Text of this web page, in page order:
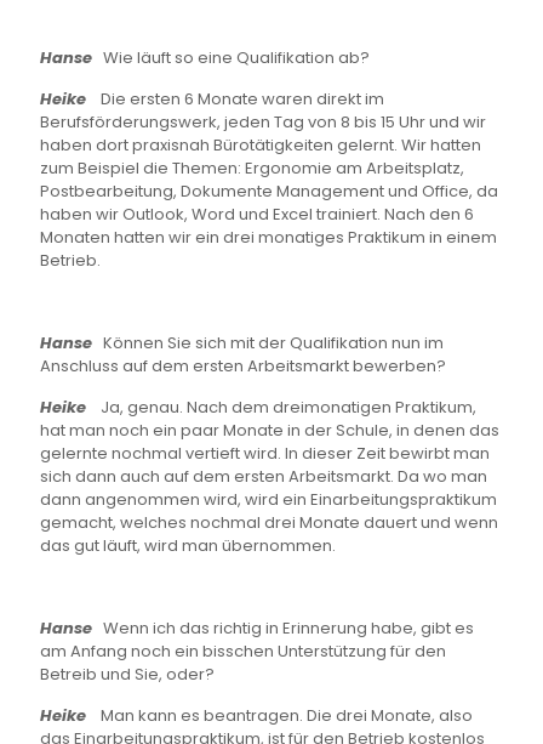
Hanse Wie läuft so eine Qualifikation ab?
Heike Die ersten 6 Monate waren direkt im
Berufsförderungswerk, jeden Tag von 8 bis 15 Uhr und wir
haben dort praxisnah Bürotätigkeiten gelernt. Wir hatten
zum Beispiel die Themen: Ergonomie am Arbeitsplatz,
Postbearbeitung, Dokumente Management und Office, da
haben wir Outlook, Word und Excel trainiert. Nach den 6
Monaten hatten wir ein drei monatiges Praktikum in einem
Betrieb.
Hanse Können Sie sich mit der Qualifikation nun im
Anschluss auf dem ersten Arbeitsmarkt bewerben?
Heike Ja, genau. Nach dem dreimonatigen Praktikum,
hat man noch ein paar Monate in der Schule, in denen das
gelernte nochmal vertieft wird. In dieser Zeit bewirbt man
sich dann auch auf dem ersten Arbeitsmarkt. Da wo man
dann angenommen wird, wird ein Einarbeitungspraktikum
gemacht, welches nochmal drei Monate dauert und wenn
das gut läuft, wird man übernommen.
Hanse Wenn ich das richtig in Erinnerung habe, gibt es
am Anfang noch ein bisschen Unterstützung für den
Betreib und Sie, oder?
Heike Man kann es beantragen. Die drei Monate, also
das Einarbeitungspraktikum, ist für den Betrieb kostenlos